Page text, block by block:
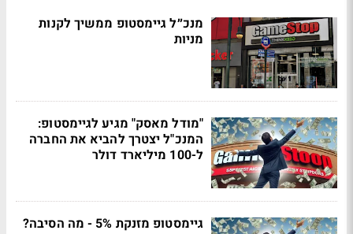
מנכ״ל גיימסטופ ממשיך לקנות
מניות
"מודל מאסק" מגיע לגיימסטופ:
המנכ"ל יצטרך להביא את החברה
ל-100 מיליארד דולר
גיימסטופ מזנקת 5% - מה הסיבה?